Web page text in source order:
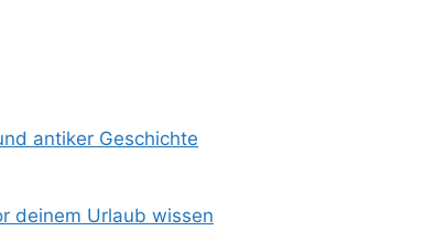
antiker Geschichte
deinem Urlaub wissen